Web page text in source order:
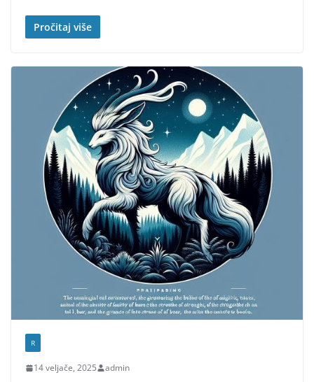
Pročitaj više
R
14 veljače, 2025 admin